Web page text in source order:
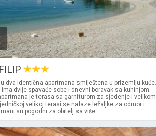
dva identična apartmana smiještena u prizemlju kuće.
dvije spavaće sobe i dnevni boravak sa kuhinjom.
je terasa sa garniturom za sjedenje i velikom
velikoj terasi se nalaze ležaljke za odmor i
su pogodni za obitelj sa više...